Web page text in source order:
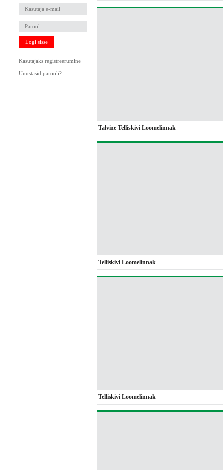
Logi sisse
Kasutajaks registreerumine
Unustasid parooli?
Talvine Telliskivi Loomelinnak
Telliskivi Loomelinnak
Telliskivi Loomelinnak